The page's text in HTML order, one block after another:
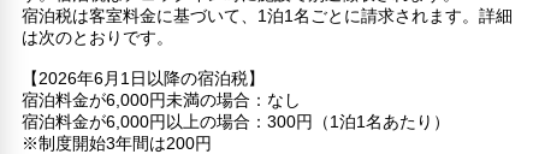
宿泊税は客室料金に基づいて、1泊1名ごとに請求されます。詳細
は次のとおりです。
【2026年6月1日以降の宿泊税】
宿泊料金が6,000円未満の場合：なし
宿泊料金が6,000円以上の場合：300円（1泊1名あたり）
※制度開始3年間は200円